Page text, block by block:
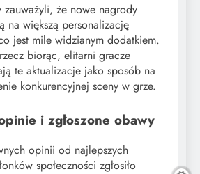
zauważyli, że nowe nagrody
na większą personalizację
jest mile widzianym dodatkiem.
biorąc, elitarni gracze
te aktualizacje jako sposób na
konkurencyjnej sceny w grze.
i zgłoszone obawy
opinii od najlepszych
społeczności zgłosiło